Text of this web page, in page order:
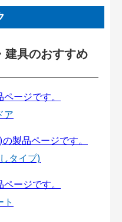
建具のおすすめ
ア
タイプ)
ト